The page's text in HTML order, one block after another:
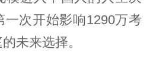
一次开始影响1290万考
未来选择。